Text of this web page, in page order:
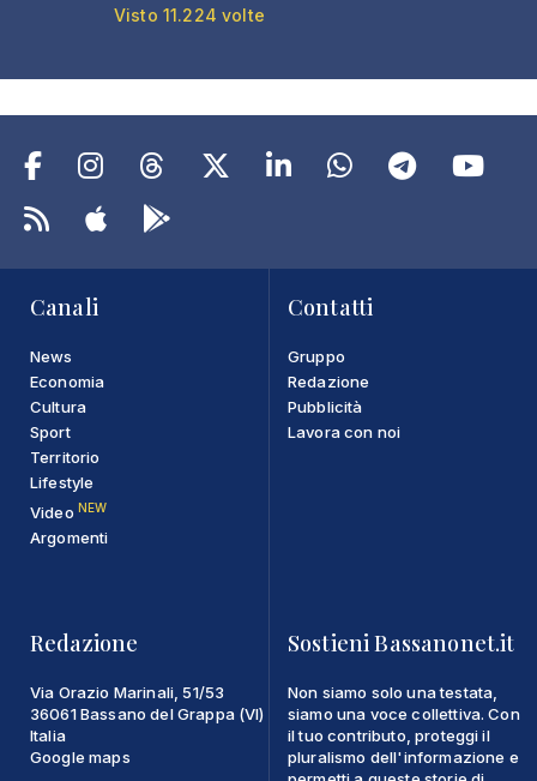
Visto 11.224 volte
Canali
News
Economia
Cultura
Sport
Territorio
Lifestyle
Video NEW
Argomenti
Contatti
Gruppo
Redazione
Pubblicità
Lavora con noi
Redazione
Via Orazio Marinali, 51/53
36061 Bassano del Grappa (VI)
Italia
Google maps
Sostieni Bassanonet.it
Non siamo solo una testata,
siamo una voce collettiva. Con
il tuo contributo, proteggi il
pluralismo dell'informazione e